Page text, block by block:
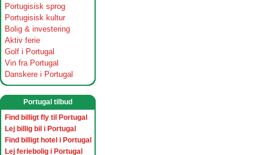
Portugisisk sprog
Portugisisk kultur
Bolig & investering
Aktiv ferie
Golf i Portugal
Vin fra Portugal
Danskere i Portugal
Portugal tilbud
Find billigt fly til Portugal
Lej billig bil i Portugal
Find billigt hotel i Portugal
Lej feriebolig i Portugal